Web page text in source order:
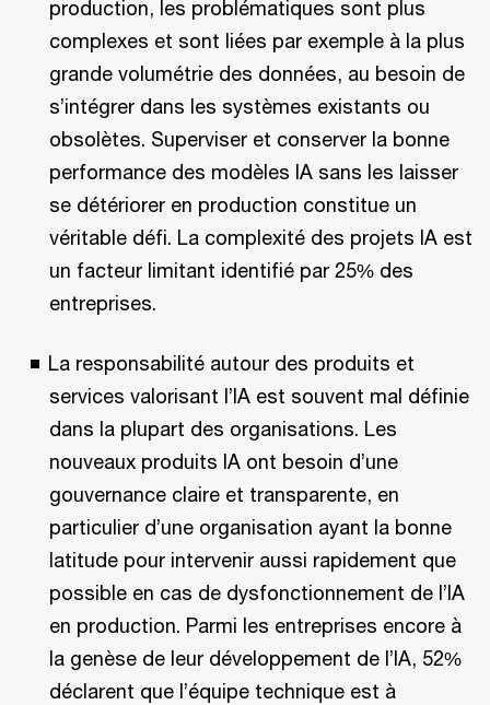
production, les problématiques sont plus
complexes et sont liées par exemple à la plus
grande volumétrie des données, au besoin de
s’intégrer dans les systèmes existants ou
obsolètes. Superviser et conserver la bonne
performance des modèles IA sans les laisser
se détériorer en production constitue un
véritable défi. La complexité des projets IA est
un facteur limitant identifié par 25% des
entreprises.
La responsabilité autour des produits et
services valorisant l’IA est souvent mal définie
dans la plupart des organisations. Les
nouveaux produits IA ont besoin d’une
gouvernance claire et transparente, en
particulier d’une organisation ayant la bonne
latitude pour intervenir aussi rapidement que
possible en cas de dysfonctionnement de l’IA
en production. Parmi les entreprises encore à
la genèse de leur développement de l’IA, 52%
déclarent que l’équipe technique est à